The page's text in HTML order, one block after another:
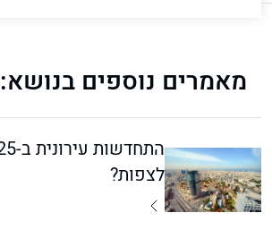
מאמרים נוספים בנושא:
לצפות?